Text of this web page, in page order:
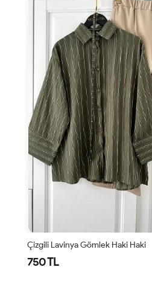
Çizgili Lavinya Gömlek Haki Haki
750 TL